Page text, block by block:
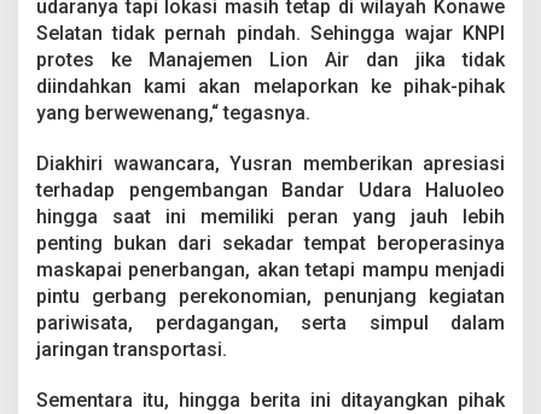
udaranya tapi lokasi masih tetap di wilayah Konawe
Selatan tidak pernah pindah. Sehingga wajar KNPI
protes ke Manajemen Lion Air dan jika tidak
diindahkan kami akan melaporkan ke pihak-pihak
yang berwewenang,“ tegasnya.
Diakhiri wawancara, Yusran memberikan apresiasi
terhadap pengembangan Bandar Udara Haluoleo
hingga saat ini memiliki peran yang jauh lebih
penting bukan dari sekadar tempat beroperasinya
maskapai penerbangan, akan tetapi mampu menjadi
pintu gerbang perekonomian, penunjang kegiatan
pariwisata, perdagangan, serta simpul dalam
jaringan transportasi.
Sementara itu, hingga berita ini ditayangkan pihak